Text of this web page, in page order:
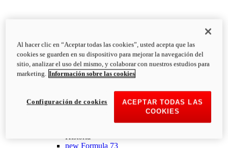
Historia
new Formula 73
Al hacer clic en “Aceptar todas las cookies”, usted acepta que las
cookies se guarden en su dispositivo para mejorar la navegación del
sitio, analizar el uso del mismo, y colaborar con nuestros estudios para
marketing. Información sobre las cookies
ACEPTAR TODAS LAS
COOKIES
Configuración de cookies